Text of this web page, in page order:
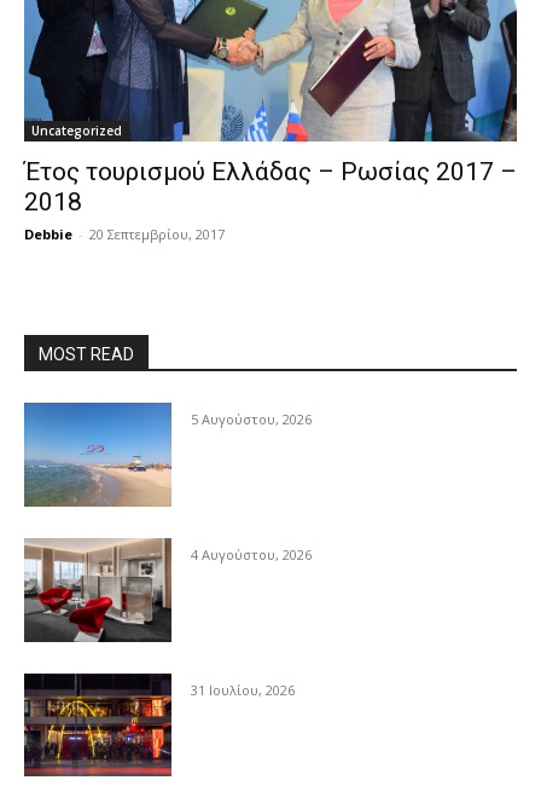
Uncategorized
Έτος τουρισμού Ελλάδας – Ρωσίας 2017 –
2018
Debbie - 20 Σεπτεμβρίου, 2017
MOST READ
5 Αυγούστου, 2026
4 Αυγούστου, 2026
31 Ιουλίου, 2026